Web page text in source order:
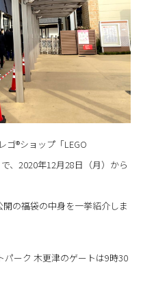
ゴ®ショップ「LEGO
、2020年12月28日（月）から
の福袋の中身を一挙紹介しま
ーク 木更津のゲートは9時30